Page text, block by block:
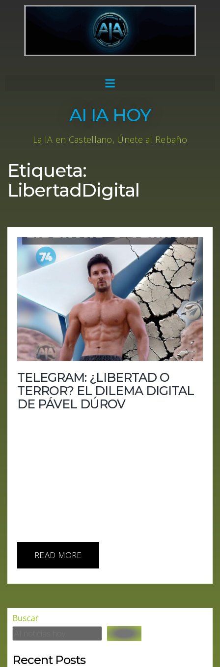
AI IA HOY
La IA en Castellano, Únete al Rebaño
Etiqueta:
LibertadDigital
TELEGRAM: ¿LIBERTAD O
TERROR? EL DILEMA DIGITAL
DE PÁVEL DÚROV
READ MORE
Buscar
Recent Posts